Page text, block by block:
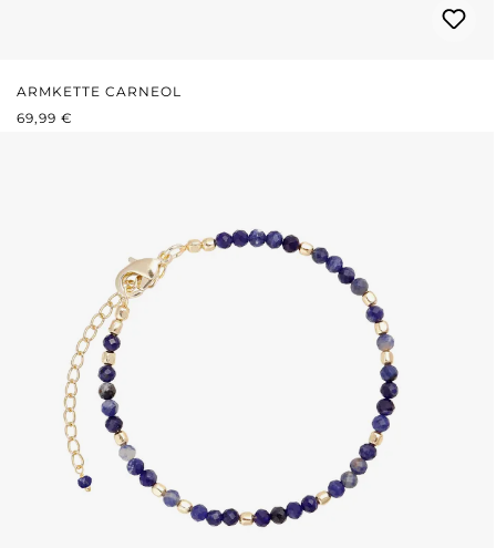
ARMKETTE CARNEOL
REGULÄRER PREIS:
69,99 €